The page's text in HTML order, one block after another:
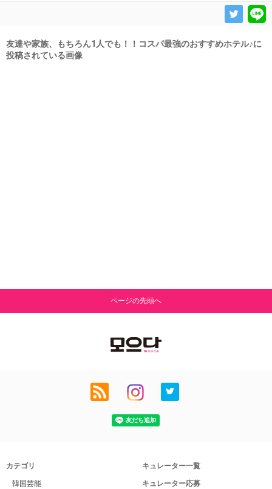
友達や家族、もちろん1人でも！！コスパ最強のおすすめホテル♪に
投稿されている画像
ページの先頭へ
カテゴリ
韓国芸能
キュレーター一覧
キュレーター応募